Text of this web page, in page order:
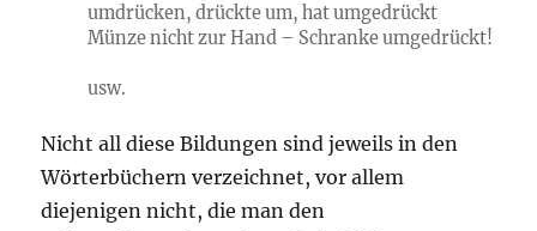
umdrücken, drückte um, hat umgedrückt
Münze nicht zur Hand – Schranke umgedrückt!
usw.
Nicht all diese Bildungen sind jeweils in den
Wörterbüchern verzeichnet, vor allem
diejenigen nicht, die man den